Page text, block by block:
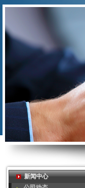
新闻中心